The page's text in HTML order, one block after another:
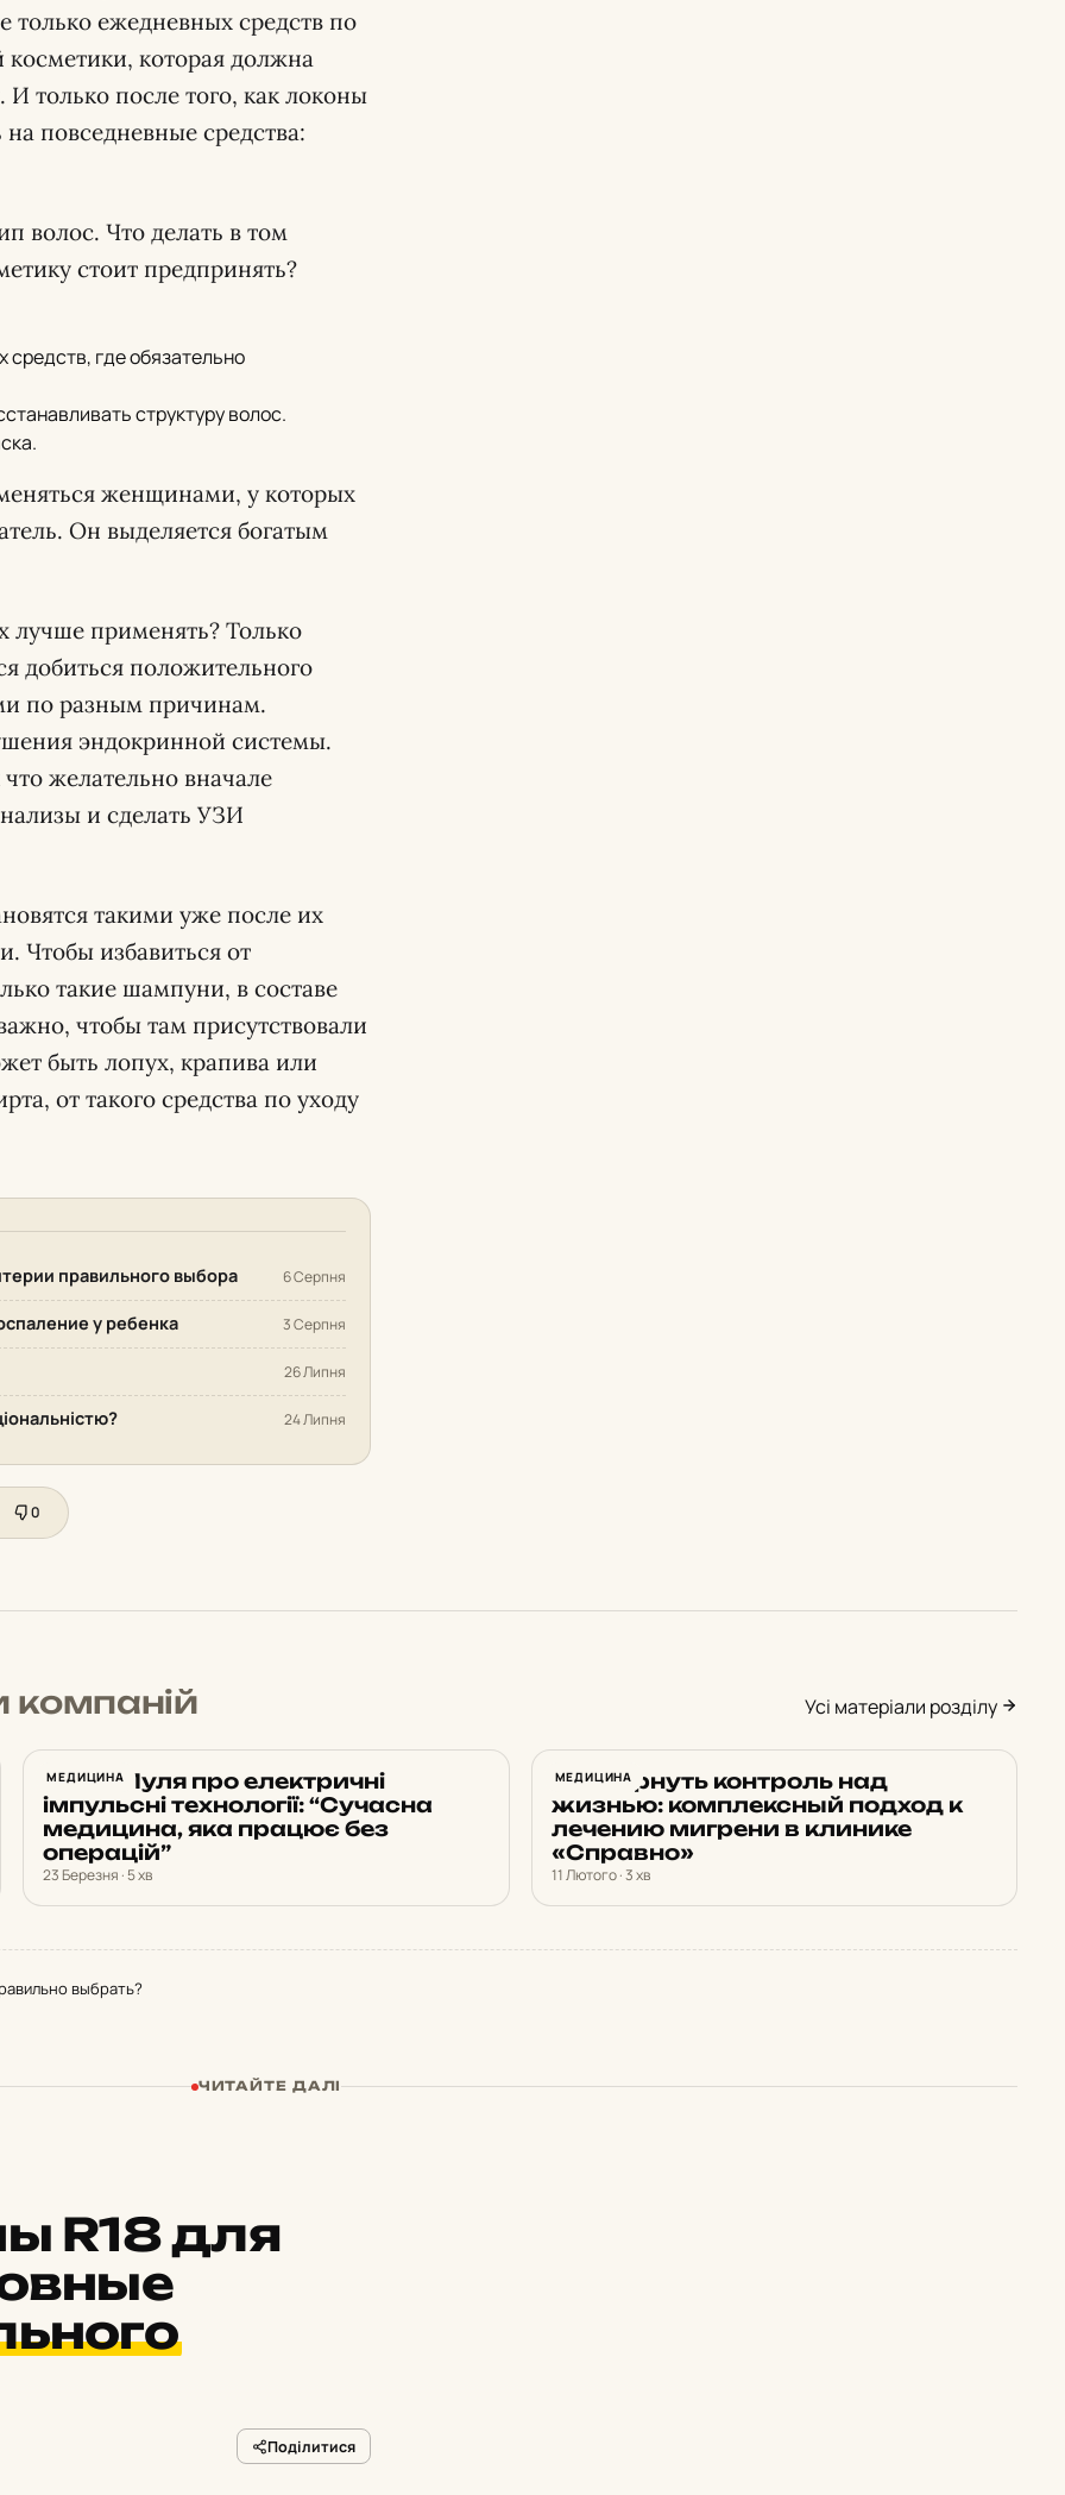
только ежедневных средств по
которая должна
И только после того, как локоны
повседневные средства:
волос. Что делать в том
стоит предпринять?
где обязательно
структуру волос.
женщинами, у которых
Он выделяется богатым
лучше применять? Только
добиться положительного
по разным причинам.
эндокринной системы.
желательно вначале
и сделать УЗИ
такими уже после их
Чтобы избавиться от
такие шампуни, в составе
чтобы там присутствовали
быть лопух, крапива или
от такого средства по уходу
правильного выбора 6 Серпня
у ребенка 3 Серпня
26 Липня
24 Липня
0
Усі матеріали розділу
МЕДИЦИНА
Євген Пуля про електричні
імпульсні технології: “Сучасна
медицина, яка працює без
операцій”
23 Березня · 5 хв
МЕДИЦИНА
Как вернуть контроль над
жизнью: комплексный подход к
лечению мигрени в клинике
«Справно»
11 Лютого · 3 хв
выбрать?
ЧИТАЙТЕ ДАЛІ
R18 для
Поділитися